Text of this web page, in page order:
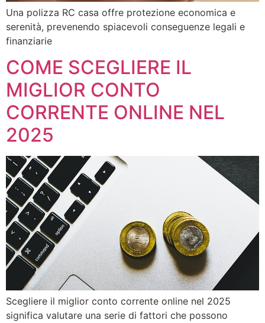
Una polizza RC casa offre protezione economica e
serenità, prevenendo spiacevoli conseguenze legali e
finanziarie
COME SCEGLIERE IL
MIGLIOR CONTO
CORRENTE ONLINE NEL
2025
Scegliere il miglior conto corrente online nel 2025
significa valutare una serie di fattori che possono